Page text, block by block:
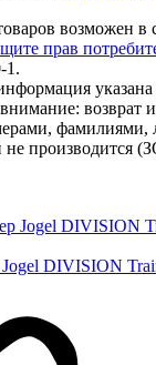
возможен в
прав
1.
указана
возврат
фамилиями,
производится
DIVISION